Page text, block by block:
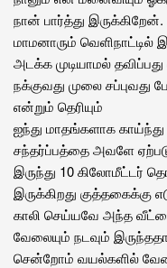
நான் பார்த்து இருக்கிறேன்.
மாமனாரும்
அடக்க முடியாமல்
நக்குவது முலை
என்றும் தெரியும்
ஐந்து மாதங்களாக
சந்தர்ப்பத்தை அவளே
இருந்து 10 கிலோமீட்டர்
இருக்கிறது குத்தகைக்கு
காலி செய்யவே அந்த வீட்டை
வேலையும் நடவும்
சென்றோம் வயல்களில் வேலை